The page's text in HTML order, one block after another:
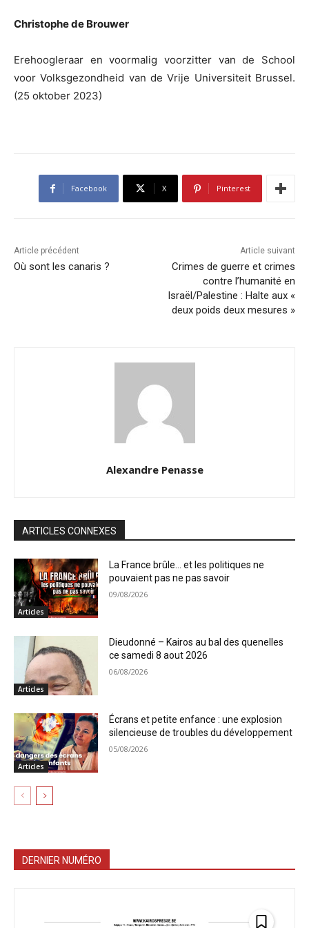
Christophe de Brouwer
Erehoogleraar en voormalig voorzitter van de School
voor Volksgezondheid van de Vrije Universiteit Brussel.
(25 oktober 2023)
Facebook X Pinterest
Article précédent
Où sont les canaris ?
Article suivant
Crimes de guerre et crimes
contre l’humanité en
Israël/Palestine : Halte aux «
deux poids deux mesures »
Alexandre Penasse
ARTICLES CONNEXES
Articles
La France brûle… et les politiques ne
pouvaient pas ne pas savoir
09/08/2026
Articles
Dieudonné – Kairos au bal des quenelles
ce samedi 8 aout 2026
06/08/2026
Articles
Écrans et petite enfance : une explosion
silencieuse de troubles du développement
05/08/2026
DERNIER NUMÉRO